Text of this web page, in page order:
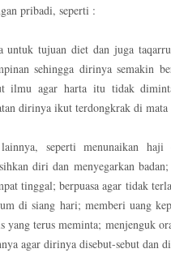
pribadi, seperti :
untuk tujuan diet dan juga
sehingga dirinya semakin
ilmu agar harta itu tidak
dirinya ikut terdongkrak di mata
seperti menunaikan
diri dan menyegarkan
tinggal; berpuasa agar tidak
di siang hari; memberi uang
yang terus meminta; menjenguk
agar dirinya disebut-sebut dan